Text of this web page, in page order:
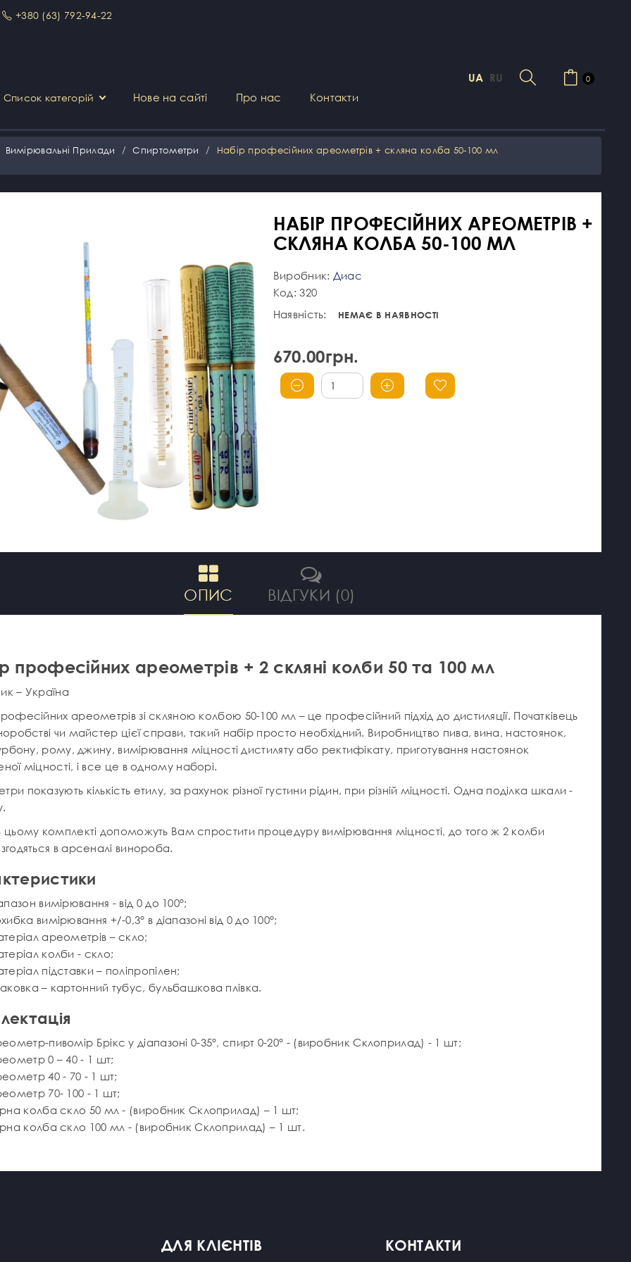
+380 (63) 792-94-22
Список категорій Нове на сайті Про нас Контакти
UA RU 0
Вимірювальні Прилади Спиртометри Набір професійних ареометрів + скляна колба 50-100 мл
НАБІР ПРОФЕСІЙНИХ АРЕОМЕТРІВ +
СКЛЯНА КОЛБА 50-100 МЛ
Виробник: Диас
Код: 320
Наявність:
НЕМАЄ В НАЯВНОСТІ
670.00грн.
ОПИС ВІДГУКИ (0)
професійних ареометрів + 2 скляні колби 50 та 100 мл
– Україна
ареометрів зі скляною колбою 50-100 мл – це професійний підхід до дистиляції. Початківець
чи майстер цієї справи, такий набір просто необхідний. Виробництво пива, вина, настоянок,
рому, джину, вимірювання міцності дистиляту або ректифікату, приготування настоянок
міцності, і все це в одному наборі.
показують кількість етилу, за рахунок різної густини рідин, при різній міцності. Одна поділка шкали -
цьому комплекті допоможуть Вам спростити процедуру вимірювання міцності, до того ж 2 колби
в арсеналі винороба.
вимірювання - від 0 до 100°;
вимірювання +/-0,3° в діапазоні від 0 до 100°;
ареометрів – скло;
колби - скло;
підставки – поліпропілен;
– картонний тубус, бульбашкова плівка.
пивомір Брікс у діапазоні 0-35°, спирт 0-20° - (виробник Склоприлад) - 1 шт;
0 – 40 - 1 шт;
40 - 70 - 1 шт;
70- 100 - 1 шт;
колба скло 50 мл - (виробник Склоприлад) – 1 шт;
колба скло 100 мл - (виробник Склоприлад) – 1 шт.
ДЛЯ КЛІЄНТІВ КОНТАКТИ